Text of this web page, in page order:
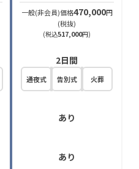
一般(非会員)価格470,000円
(税抜)
(税込517,000円)
2日間
通夜式 告別式 火葬
あり
あり